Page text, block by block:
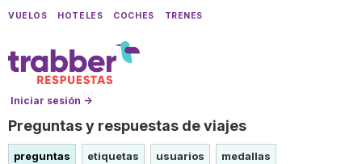
VUELOS HOTELES COCHES TRENES
Iniciar sesión →
Preguntas y respuestas de viajes
preguntas etiquetas usuarios medallas